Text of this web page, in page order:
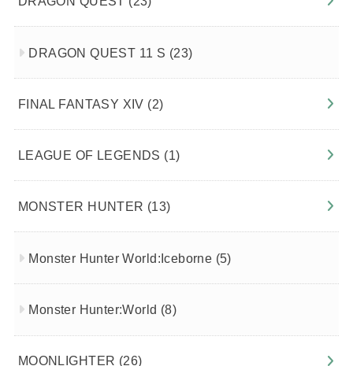
DRAGON QUEST 11 S (23)
FINAL FANTASY XIV (2)
LEAGUE OF LEGENDS (1)
MONSTER HUNTER (13)
Monster Hunter World:Iceborne (5)
Monster Hunter:World (8)
MOONLIGHTER (26)